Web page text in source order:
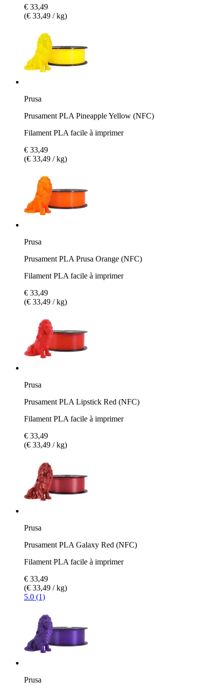
€ 33,49
(€ 33,49 / kg)
Prusa
Prusament PLA Pineapple Yellow (NFC)
Filament PLA facile à imprimer
€ 33,49
(€ 33,49 / kg)
Prusa
Prusament PLA Prusa Orange (NFC)
Filament PLA facile à imprimer
€ 33,49
(€ 33,49 / kg)
Prusa
Prusament PLA Lipstick Red (NFC)
Filament PLA facile à imprimer
€ 33,49
(€ 33,49 / kg)
Prusa
Prusament PLA Galaxy Red (NFC)
Filament PLA facile à imprimer
€ 33,49
(€ 33,49 / kg)
5.0 (1)
Prusa